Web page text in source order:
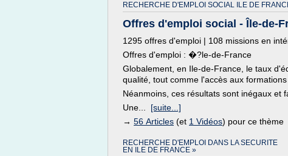
RECHERCHE D'EMPLOI SOCIAL ILE DE
Offres d'emploi social - Île-de-
1295 offres d'emploi | 108 missions en
Offres d'emploi : �?le-de-France
Globalement, en Ile-de-France, le taux
qualité, tout comme l'accès aux formations
Néanmoins, ces résultats sont inégaux et
Une... [suite...]
→ 56 Articles (et 1 Vidéos) pour ce thème
RECHERCHE D'EMPLOI DANS LA SECURITE
EN ILE DE FRANCE »